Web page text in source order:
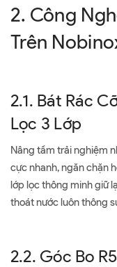
2. Công
Trên
2.1. Bát Rác
Lọc 3 Lớp
Nâng tầm trải nghiệm
cực nhanh, ngăn chặn
lớp lọc thông minh giữ
thoát nước luôn thông
2.2. Góc Bo